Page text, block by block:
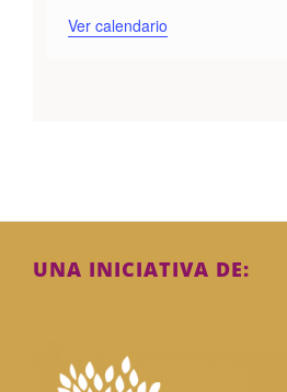
Ver calendario
UNA INICIATIVA DE: